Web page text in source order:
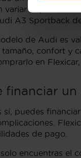
variar
A3 Sportback
de Audi es
confort y
en
financiar
sí, puedes
de pago.
encuentras el